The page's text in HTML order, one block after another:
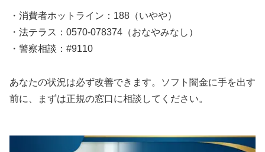
・消費者ホットライン：188（いやや）
・法テラス：0570-078374（おなやみなし）
・警察相談：#9110
あなたの状況は必ず改善できます。ソフト闇金に手を出す
前に、まずは正規の窓口に相談してください。